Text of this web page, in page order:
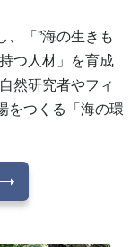
「”海の生きも
つ人材」を育成
然研究者やフィ
をつくる「海の環